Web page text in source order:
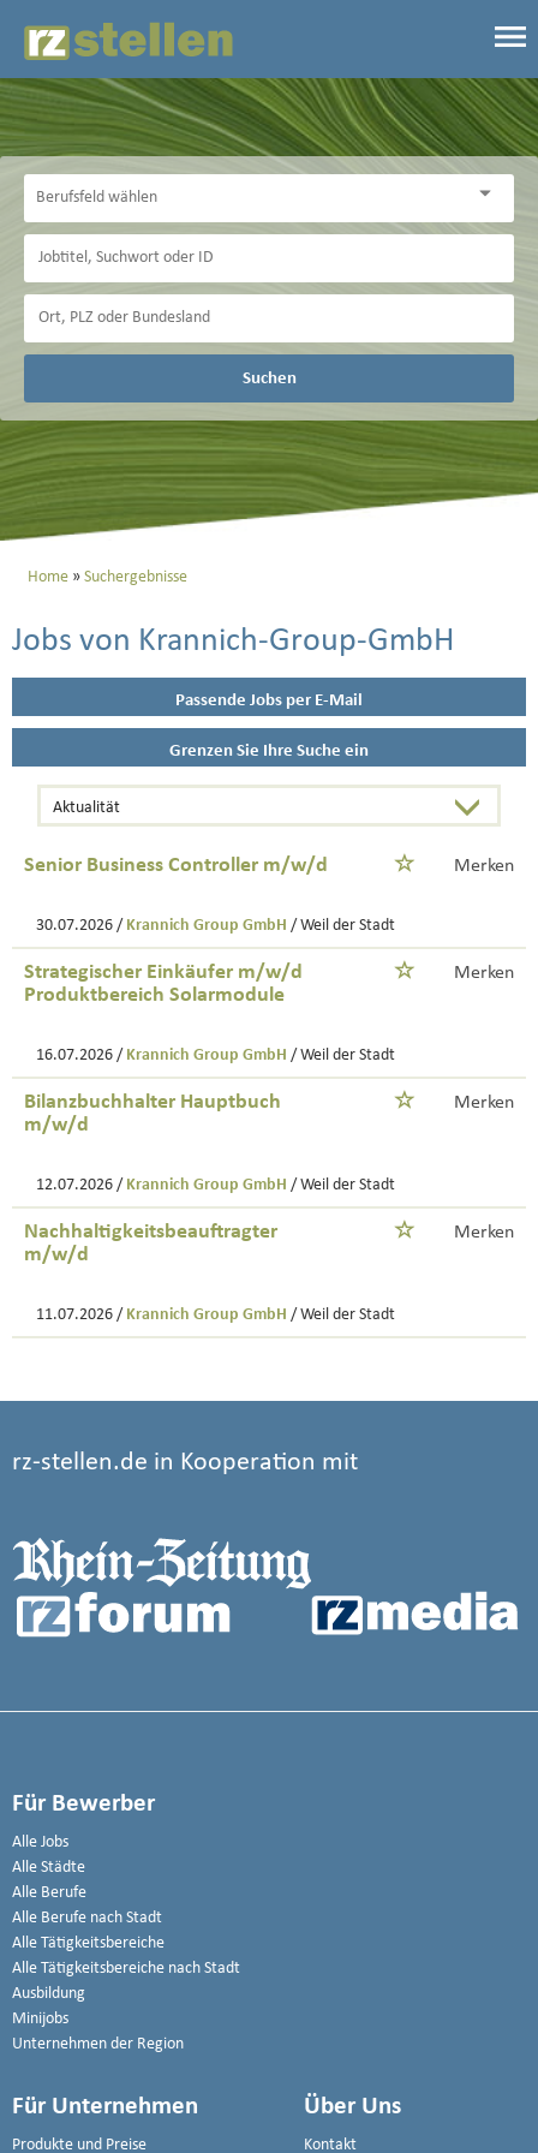
Suchen
Home Suchergebnisse
Jobs von Krannich-Group-GmbH
Passende Jobs per E-Mail
Grenzen Sie Ihre Suche ein
Senior Business Controller m/w/d Merken
30.07.2026 / Krannich Group GmbH / Weil der Stadt
Strategischer Einkäufer m/w/d
Produktbereich Solarmodule
Merken
16.07.2026 / Krannich Group GmbH / Weil der Stadt
Bilanzbuchhalter Hauptbuch
m/w/d
Merken
12.07.2026 / Krannich Group GmbH / Weil der Stadt
Nachhaltigkeitsbeauftragter
m/w/d
Merken
11.07.2026 / Krannich Group GmbH / Weil der Stadt
rz-stellen.de in Kooperation mit
Für Bewerber
Alle Jobs
Alle Städte
Alle Berufe
Alle Berufe nach Stadt
Alle Tätigkeitsbereiche
Alle Tätigkeitsbereiche nach Stadt
Ausbildung
Minijobs
Unternehmen der Region
Für Unternehmen
Produkte und Preise
Über Uns
Kontakt